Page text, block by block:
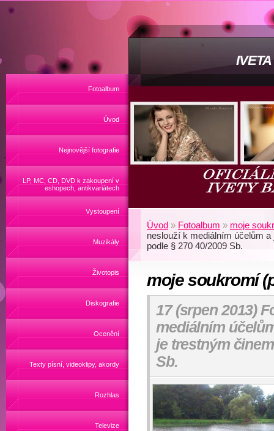
Fotoalbum
Úvod
Nejnovější fotografie
LP, MC, CD, DVD k zakoupení v
eshopech, antikvariátech
Vystoupení
Muzikály
Životopis
Diskografie
Ocenění
Texty písní, videoklipy, akordy
Rozhlas
Televize
Úvod » Fotoalbum » moje
neslouží k mediálním účelům
podle § 270 40/2009 Sb.
moje soukromí
17 (srpen 2013)
mediálním
je trestným
Sb.